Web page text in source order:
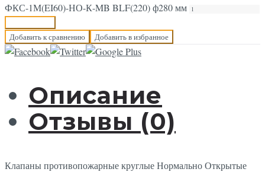
ФКС-1М(EI60)-НО-К-MB BLF(220) ф280 мм
Добавить к сравнению Добавить в избранное
Описание
Отзывы (0)
Клапаны противопожарные круглые Нормально Открытые